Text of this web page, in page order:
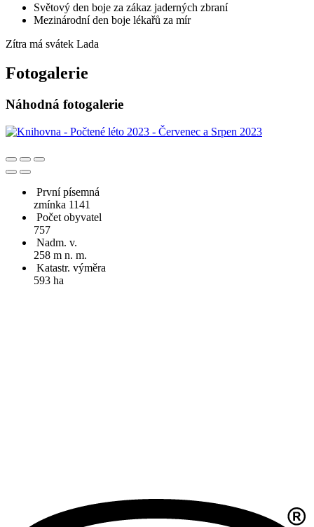
Světový den boje za zákaz jaderných zbraní
Mezinárodní den boje lékařů za mír
Zítra má svátek Lada
Fotogalerie
Náhodná fotogalerie
První písemná
zmínka 1141
Počet obyvatel
757
Nadm. v.
258 m n. m.
Katastr. výměra
593 ha